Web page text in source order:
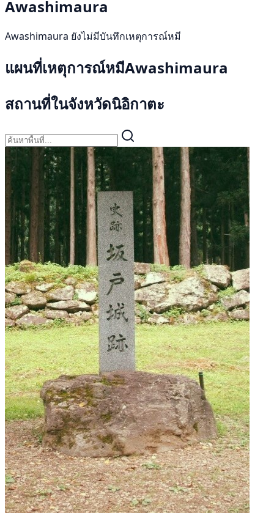
Awashimaura
Awashimaura ยังไม่มีบันทึกเหตุการณ์หมี
แผนที่เหตุการณ์หมีAwashimaura
สถานที่ในจังหวัดนิอิกาตะ